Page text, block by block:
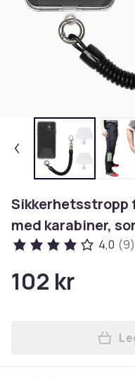
Sikkerhetsstropp
med karabiner,
4,0 (9)
102 kr